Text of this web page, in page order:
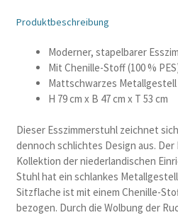
war:
ist:
Produktbeschreibung
Moderner, stapelbarer
Mit Chenille-Stoff (100 %
Mattschwarzes Metallgestell
H 79 cm x B 47 cm x T 53 cm
Dieser Esszimmerstuhl zeichnet
dennoch schlichtes Design aus.
Kollektion der niederlandischen
Stuhl hat ein schlankes
Sitzflache ist mit einem Chenille-
bezogen. Durch die Wolbung der